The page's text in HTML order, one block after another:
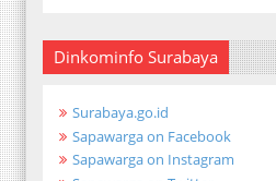
Dinkominfo Surabaya
Surabaya.go.id
Sapawarga on Facebook
Sapawarga on Instagram